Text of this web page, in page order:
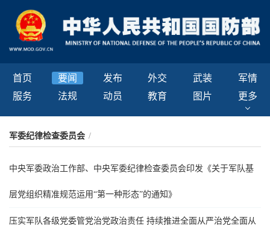
首页 要闻 发布 外交 武装
军情
服务
法规 动员 教育 图片 更多
军委纪律检查委员会 /
中央军委政治工作部、中央军委纪律检查委员会印发《关于军队基
层党组织精准规范运用“第一种形态”的通知》
压实军队各级党委管党治党政治责任 持续推进全面从严治党全面从